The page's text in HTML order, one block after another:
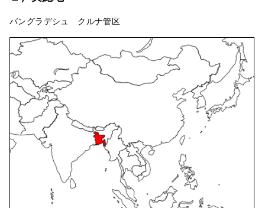
バングラデシュ クルナ管区